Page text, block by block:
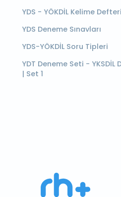
YDS - YÖKDİL Kelime Defteri
YDS Deneme Sınavları
YDS-YÖKDİL Soru Tipleri
YDT Deneme Seti - YKSDİL
| Set 1